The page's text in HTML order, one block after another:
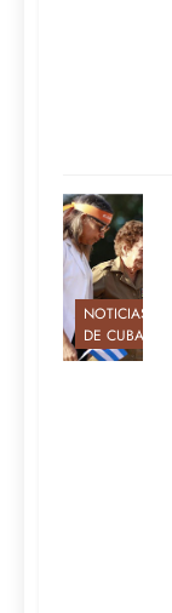
NOTICIAS
DE CUBA